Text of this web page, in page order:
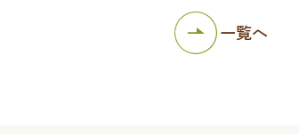
一覧へ